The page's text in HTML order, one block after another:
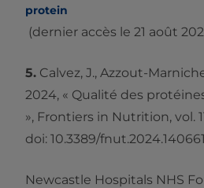
protein
(dernier accès le 21 août
5. Calvez, J., Azzout-
2024, « Qualité des
», Frontiers in Nutrition, vol.
doi: 10.3389/
Newcastle Hospitals NHS